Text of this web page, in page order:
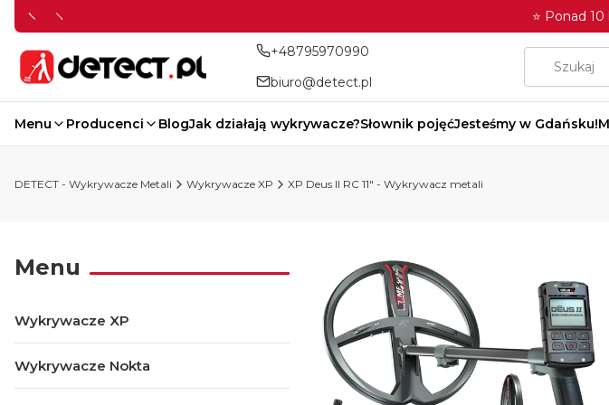
⭐ Ponad
+48795970990
biuro@detect.pl
Menu Producenci BlogJak działają wykrywacze?Słownik pojęćJesteśmy w Gdańsku!
DETECT - Wykrywacze Metali Wykrywacze XP XP Deus II RC 11" - Wykrywacz metali
Menu
Wykrywacze XP
Wykrywacze Nokta